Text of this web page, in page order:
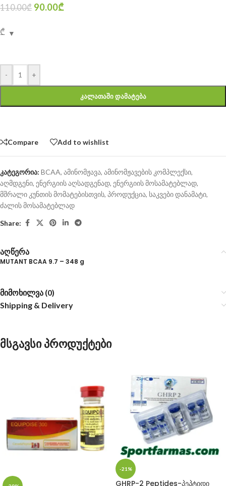
110.00₾ 90.00₾
₾
- +
ᲙᲐᲚᲐᲗᲐᲨᲘ ᲓᲐᲛᲐᲢᲔᲑᲐ
Compare Add to wishlist
კატეგორია: BCAA, ამინომჟავა, ამინომჟავების კომპლექსი,
აღმდგენი, ენერგიის აღსადგენად, ენერგიის მოსამატებლად,
მშრალი კუნთის მომატებისთვის, პროდუქცია, საკვები დანამატი,
ძალის მოსამატებლად
Share:
აღწერა
MUTANT BCAA 9.7 – 348 g
მიმოხილვა (0)
Shipping & Delivery
მსგავსი პროდუქტები
-21%
GHRP-2 Peptides-პეპტიდი